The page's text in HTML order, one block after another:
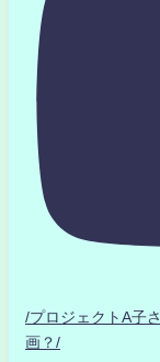
/プロジェクトA子
画？/